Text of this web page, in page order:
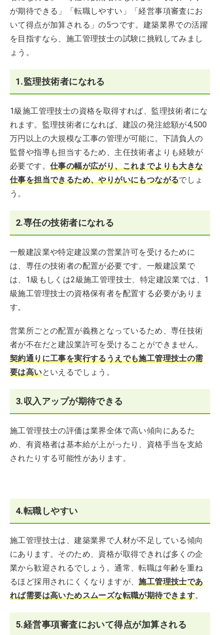
が期待できる」「転職しやすい」「経営事項審査にお
いて得点が加算される」の5つです。建築業界での活躍
を目指すなら、施工管理技士の試験に挑戦してみまし
ょう。
1.監理技術者になれる
1級施工管理技士の資格を取得すれば、監理技術者にな
れます。監理技術者になれば、建設の発注総額が4,500
万円以上の大規模な工事の管理が可能に。下請負人の
監督や指導も担当するため、主任技術者よりも経験が
必要です。 仕事の幅が広がり、これまでよりも大きな
仕事を担当できるため、やりがいにもつながるでしょ
う。
2.専任の技術者になれる
一般建設業や特定建設業の営業許可を受けるために
は、専任の技術者の配置が必要です。一般建設業で
は、1級もしくは2級施工管理技士、特定建設業では、1
級施工管理技士の資格保有者を配置する必要がありま
す。
営業所ごとの配置が義務となっているため、専任技術
者が不在だと建設業許可を受けることができません。
契約通りに工事を実行するうえでも施工管理技士の需
要は高いといえるでしょう。
3.収入アップが期待できる
施工管理技士の評価は業界全体で高い傾向にあるた
め、有資格者は基本給が上がったり、資格手当を支給
されたりする可能性があります。
4.転職しやすい
施工管理技士は、建築業界で人材が不足している傾向
にあります。そのため、資格が取得できれば多くの企
業から歓迎されるでしょう。通常、転職は年齢を重ね
るほど採用されにくくなりますが、施工管理技士であ
れば需要は高いためスムーズな転職が期待できます。
5.経営事項審査において得点が加算される